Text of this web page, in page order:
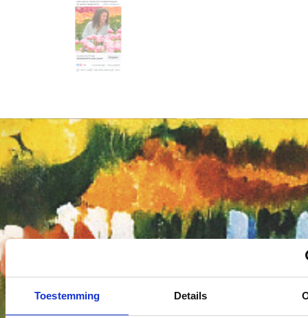
Toestemming Details